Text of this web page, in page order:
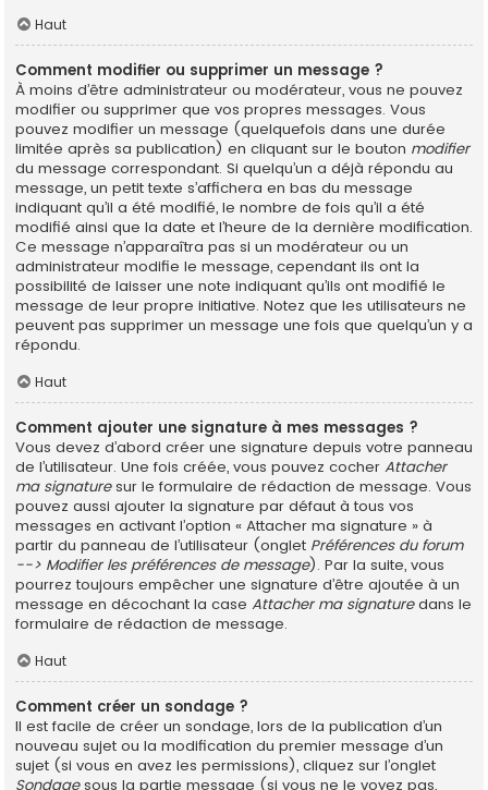
Haut
Comment modifier ou supprimer un message ?
À moins d’être administrateur ou modérateur, vous ne pouvez
modifier ou supprimer que vos propres messages. Vous
pouvez modifier un message (quelquefois dans une durée
limitée après sa publication) en cliquant sur le bouton modifier
du message correspondant. Si quelqu’un a déjà répondu au
message, un petit texte s’affichera en bas du message
indiquant qu’il a été modifié, le nombre de fois qu’il a été
modifié ainsi que la date et l’heure de la dernière modification.
Ce message n’apparaîtra pas si un modérateur ou un
administrateur modifie le message, cependant ils ont la
possibilité de laisser une note indiquant qu’ils ont modifié le
message de leur propre initiative. Notez que les utilisateurs ne
peuvent pas supprimer un message une fois que quelqu’un y a
répondu.
Haut
Comment ajouter une signature à mes messages ?
Vous devez d’abord créer une signature depuis votre panneau
de l’utilisateur. Une fois créée, vous pouvez cocher Attacher
ma signaturesur le formulaire de rédaction de message. Vous
pouvez aussi ajouter la signature par défaut à tous vos
messages en activant l’option « Attacher ma signature » à
partir du panneau de l’utilisateur (onglet Préférences du forum
--> Modifier les préférences de message). Par la suite, vous
pourrez toujours empêcher une signature d’être ajoutée à un
message en décochant la case Attacher ma signaturedans le
formulaire de rédaction de message.
Haut
Comment créer un sondage ?
Il est facile de créer un sondage, lors de la publication d’un
nouveau sujet ou la modification du premier message d’un
sujet (si vous en avez les permissions), cliquez sur l’onglet
Sondagesous la partie message (si vous ne le voyez pas,